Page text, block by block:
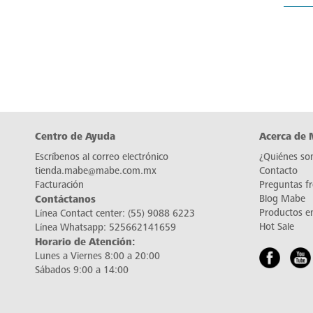
Centro de Ayuda
Escríbenos al correo electrónico
tienda.mabe@mabe.com.mx
Facturación
Contáctanos
Línea Contact center: (55) 9088 6223
Línea Whatsapp: 525662141659
Horario de Atención:
Lunes a Viernes 8:00 a 20:00
Sábados 9:00 a 14:00
Acerca de
¿Quiénes
Contacto
Preguntas
Blog Mabe
Productos
Hot Sale